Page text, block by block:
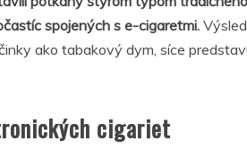
spojených s e-cigaretmi.
ako tabakový dym, síce
cigariet